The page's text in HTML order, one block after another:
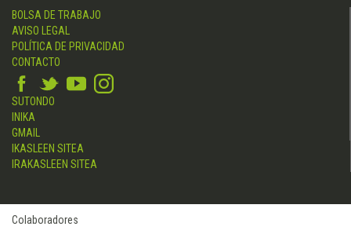
BOLSA DE TRABAJO
AVISO LEGAL
POLÍTICA DE PRIVACIDAD
CONTACTO
SUTONDO
INIKA
GMAIL
IKASLEEN SITEA
IRAKASLEEN SITEA
Colaboradores